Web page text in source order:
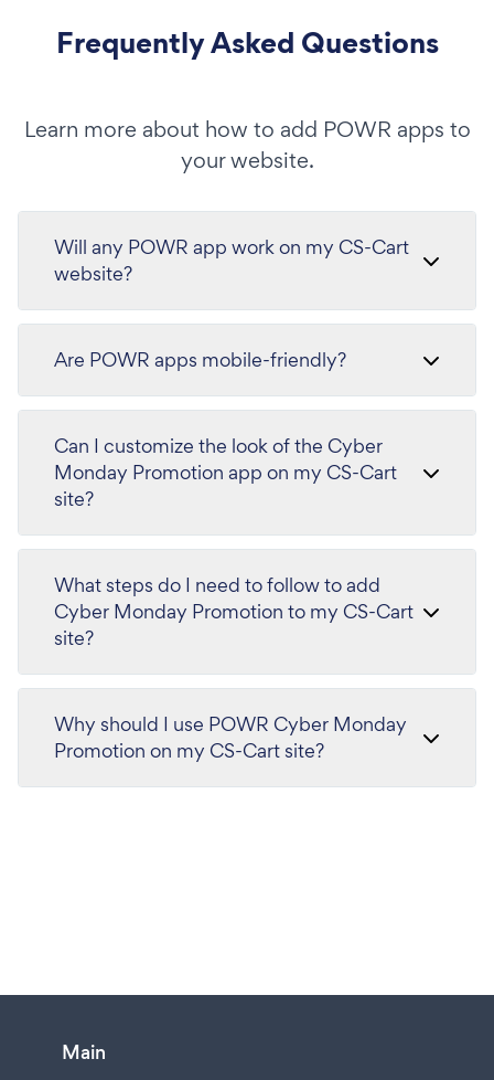
Frequently Asked Questions
Learn more about how to add POWR apps to
your website.
Will any POWR app work on my CS-Cart
website?
Are POWR apps mobile-friendly?
Can I customize the look of the Cyber
Monday Promotion app on my CS-Cart
site?
What steps do I need to follow to add
Cyber Monday Promotion to my CS-Cart
site?
Why should I use POWR Cyber Monday
Promotion on my CS-Cart site?
Main